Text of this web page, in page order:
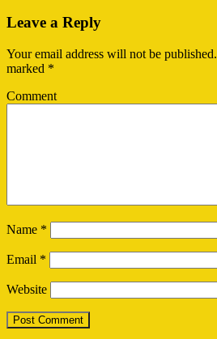
Leave a Reply
Your email address will not be published.
marked *
Comment
Name *
Email *
Website